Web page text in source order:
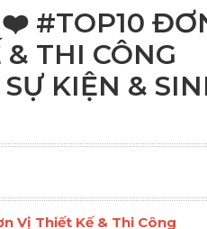
❤️️ #TOP10
THI CÔNG
KIỆN &
Vị Thiết Kế & Thi Công